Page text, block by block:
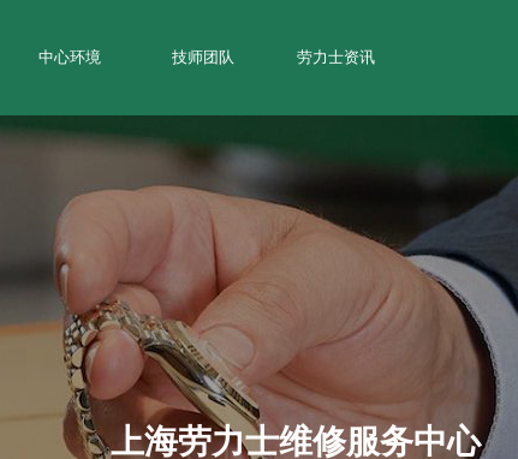
中心环境 技师团队 劳力士资讯
上海劳力士维修服务中心